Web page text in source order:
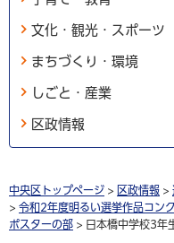
文化・観光・スポーツ
まちづくり・環境
しごと・産業
区政情報
中央区トップページ > 区政情報 >
> 令和2年度明るい選挙作品コン
ポスターの部 > 日本橋中学校3年